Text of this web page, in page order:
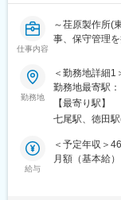
変更の範囲：
やプライベー
・工事全体を
発注者側であ
・多くの工事
現場であれば
く、多くの大
て関われる工
■その他魅力
仕事内容
～荏原製作所(
事、保守管理
水・空気・環
する同社にて
＜詳細＞
・公共上下水
・工程管理、
■同社について
～荏原製作所(
事、保守管理
勤務地
＜勤務地詳細1
勤務地最寄駅
務地詳細2＞
動喫煙対策：
【最寄り駅】
七尾駅、徳田
給与
＜予定年収＞
月額（基本給